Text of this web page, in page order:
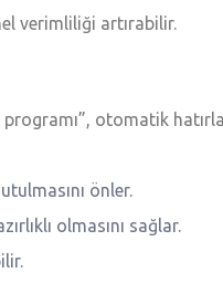
verimliliği artırabilir.
otomatik
önler.
olmasını sağlar.